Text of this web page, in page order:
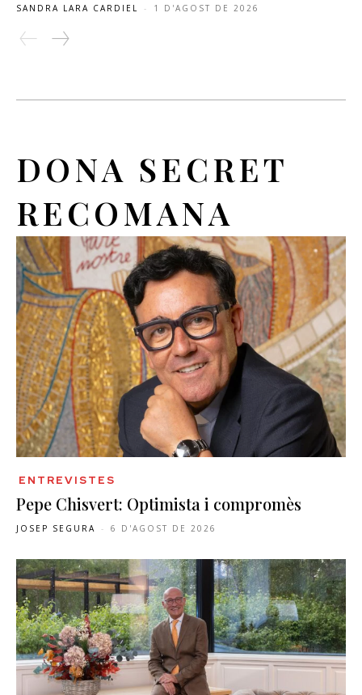
SANDRA LARA CARDIEL - 1 D'AGOST DE 2026
DONA SECRET
RECOMANA
ENTREVISTES
Pepe Chisvert: Optimista i compromès
JOSEP SEGURA - 6 D'AGOST DE 2026